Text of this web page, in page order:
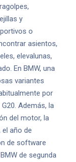
y
o
asientos,
elevalunas,
En BMW, una
variantes
por
Además, la
del motor, la
año de
de software
de segunda